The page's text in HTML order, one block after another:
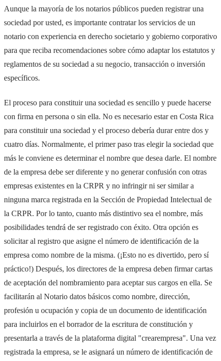
Aunque la mayoría de los notarios públicos pueden registrar una
sociedad por usted, es importante contratar los servicios de un
notario con experiencia en derecho societario y gobierno corporativo
para que reciba recomendaciones sobre cómo adaptar los estatutos y
reglamentos de su sociedad a su negocio, transacción o inversión
específicos.
El proceso para constituir una sociedad es sencillo y puede hacerse
con firma en persona o sin ella. No es necesario estar en Costa Rica
para constituir una sociedad y el proceso debería durar entre dos y
cuatro días. Normalmente, el primer paso tras elegir la sociedad que
más le conviene es determinar el nombre que desea darle. El nombre
de la empresa debe ser diferente y no generar confusión con otras
empresas existentes en la CRPR y no infringir ni ser similar a
ninguna marca registrada en la Sección de Propiedad Intelectual de
la CRPR. Por lo tanto, cuanto más distintivo sea el nombre, más
posibilidades tendrá de ser registrado con éxito. Otra opción es
solicitar al registro que asigne el número de identificación de la
empresa como nombre de la misma. (¡Esto no es divertido, pero sí
práctico!) Después, los directores de la empresa deben firmar cartas
de aceptación del nombramiento para aceptar sus cargos en ella. Se
facilitarán al Notario datos básicos como nombre, dirección,
profesión u ocupación y copia de un documento de identificación
para incluirlos en el borrador de la escritura de constitución y
presentarla a través de la plataforma digital "crearempresa". Una vez
registrada la empresa, se le asignará un número de identificación de